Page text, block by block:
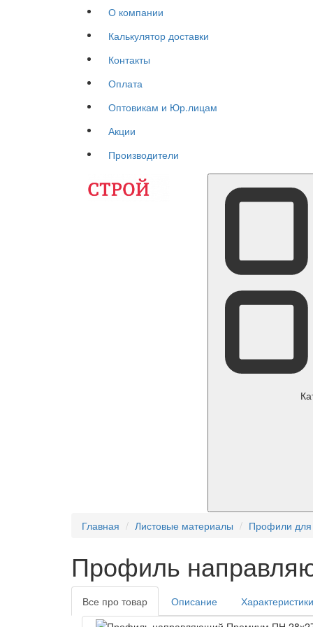
О компании
Калькулятор доставки
Контакты
Оплата
Оптовикам и Юр.лицам
Акции
Производители
Главная Листовые материалы Профили для
Профиль
Все про товар Описание Характеристики